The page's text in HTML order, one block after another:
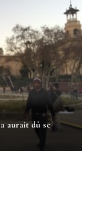
aurait dû se